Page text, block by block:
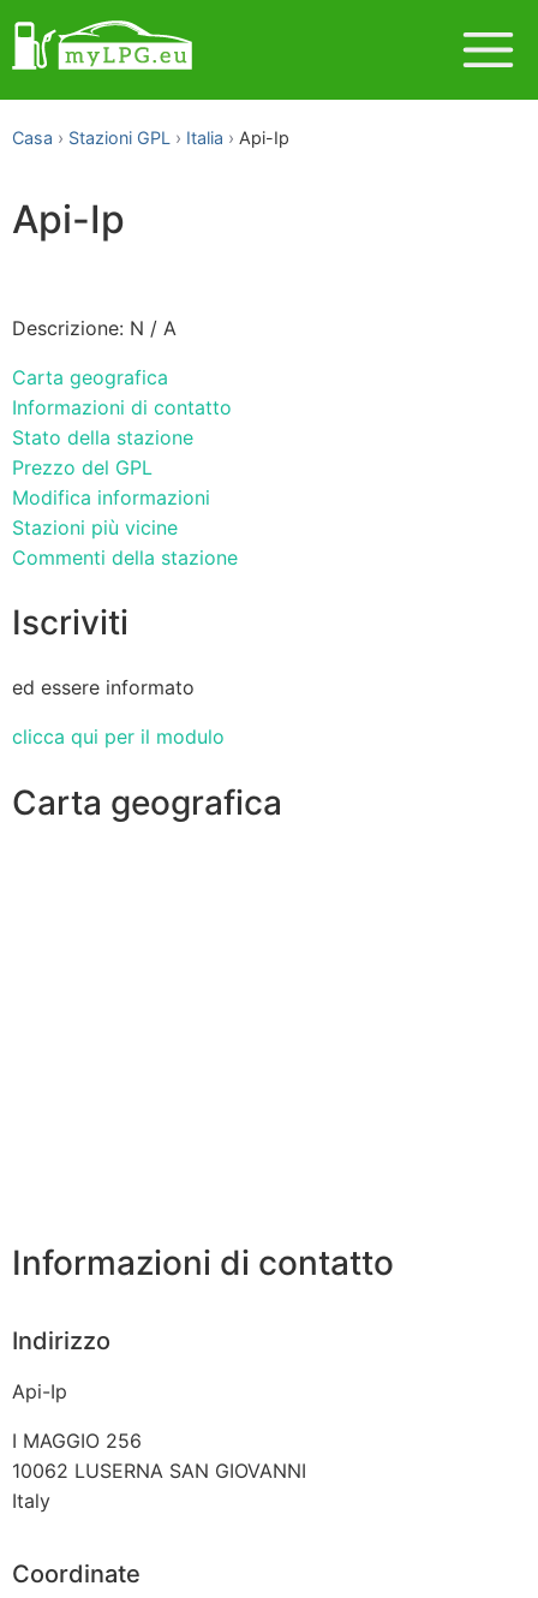
Casa Stazioni GPL Italia Api-Ip
Api-Ip
Descrizione: N / A
Carta geografica
Informazioni di contatto
Stato della stazione
Prezzo del GPL
Modifica informazioni
Stazioni più vicine
Commenti della stazione
Iscriviti
ed essere informato
clicca qui per il modulo
Carta geografica
Informazioni di contatto
Indirizzo
Api-Ip
I MAGGIO 256
10062 LUSERNA SAN GIOVANNI
Italy
Coordinate